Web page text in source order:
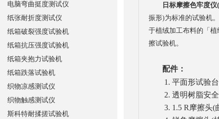
日标摩擦色牢度
振形)为标准的试验机
于植绒加工布料的「
擦试验机。
配件：
1. 平面形试验
2. 透明树脂安全
3. 1.5 R摩擦头(
电脑弯曲挺度测试仪
纸张耐折度测试仪
纸箱破裂强度试验机
纸箱抗压强度试验机
纸箱夹抱力试验机
纸箱跌落试验机
织物凉感测试仪
织物触感测试仪
斯科特耐揉搓试验机